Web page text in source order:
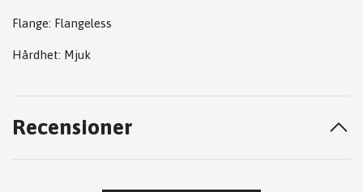
Flange: Flangeless
Hårdhet: Mjuk
Recensioner